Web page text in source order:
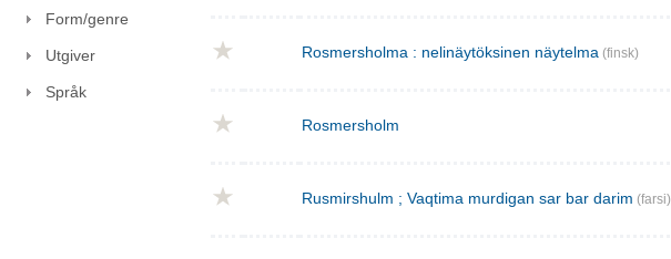
Form/genre
Utgiver
Språk
Rosmersholma : nelinäytöksinen näytelma (finsk)
Rosmersholm
Rusmirshulm ; Vaqtima murdigan sar bar darim (farsi)